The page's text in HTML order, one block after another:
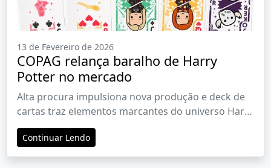
13 de Fevereiro de 2026
COPAG relança baralho de Harry
Potter no mercado
Alta procura impulsiona nova produção e deck de
cartas traz elementos marcantes do universo Harry
Potter
Continuar Lendo